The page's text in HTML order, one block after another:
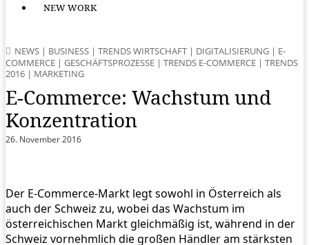
NEW WORK
NEWS | BUSINESS | TRENDS WIRTSCHAFT | DIGITALISIERUNG | E-
COMMERCE | GESCHÄFTSPROZESSE | TRENDS E-COMMERCE | TRENDS
2016 | MARKETING
E-Commerce: Wachstum und
Konzentration
26. November 2016
Der E-Commerce-Markt legt sowohl in Österreich als
auch der Schweiz zu, wobei das Wachstum im
österreichischen Markt gleichmäßig ist, während in der
Schweiz vornehmlich die großen Händler am stärksten